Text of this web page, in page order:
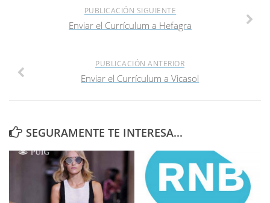
PUBLICACIÓN SIGUIENTE
Enviar el Currículum a Hefagra
PUBLICACIÓN ANTERIOR
Enviar el Currículum a Vicasol
SEGURAMENTE TE INTERESA...